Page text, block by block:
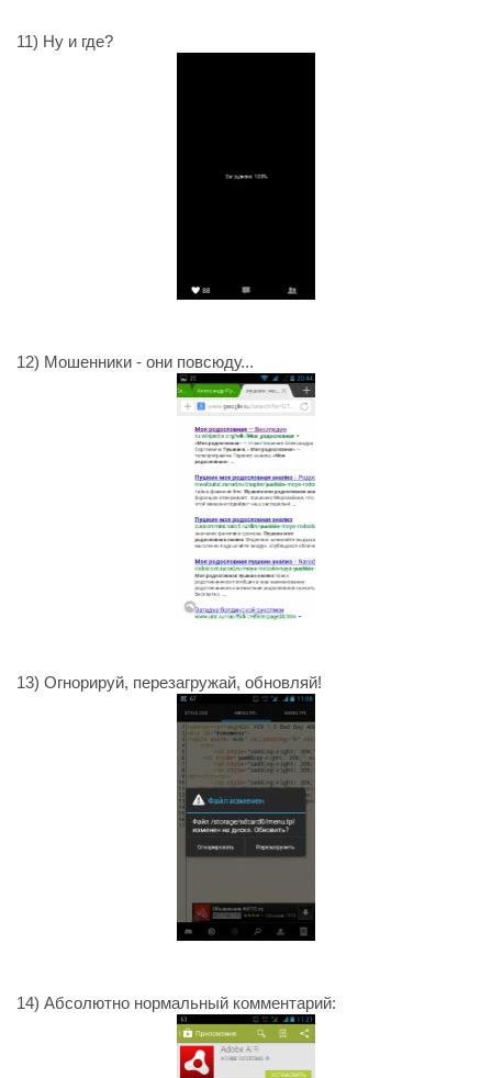
11) Ну и где?
12) Мошенники - они повсюду...
13) Огнорируй, перезагружай, обновляй!
14) Абсолютно нормальный комментарий: